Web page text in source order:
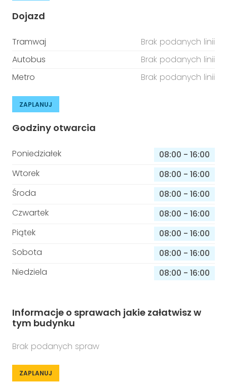
Dojazd
Tramwaj
Brak podanych linii
Autobus
Brak podanych linii
Metro
Brak podanych linii
ZAPLANUJ
Godziny otwarcia
Poniedziałek 08:00 - 16:00
Wtorek
08:00 - 16:00
Środa
08:00 - 16:00
Czwartek
08:00 - 16:00
Piątek
08:00 - 16:00
Sobota
08:00 - 16:00
Niedziela
08:00 - 16:00
Informacje o sprawach jakie załatwisz w
tym budynku
Brak podanych spraw
ZAPLANUJ